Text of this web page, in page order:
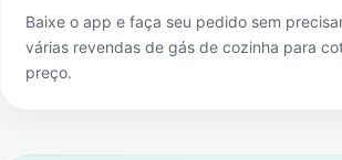
Baixe o app e faça seu pedido sem
várias revendas de gás de cozinha para
preço.